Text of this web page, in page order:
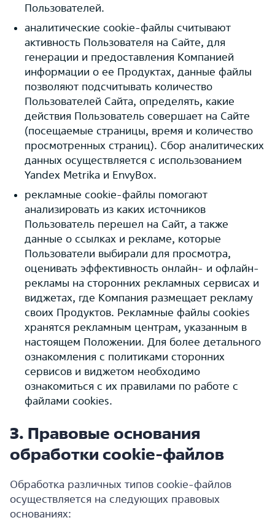
Пользователей.
аналитические cookie-файлы считывают
активность Пользователя на Сайте, для
генерации и предоставления Компанией
информации о ее Продуктах, данные файлы
позволяют подсчитывать количество
Пользователей Сайта, определять, какие
действия Пользователь совершает на Сайте
(посещаемые страницы, время и количество
просмотренных страниц). Сбор аналитических
данных осуществляется с использованием
Yandex Metrika и EnvyBox.
рекламные cookie-файлы помогают
анализировать из каких источников
Пользователь перешел на Сайт, а также
данные о ссылках и рекламе, которые
Пользователи выбирали для просмотра,
оценивать эффективность онлайн- и офлайн-
рекламы на сторонних рекламных сервисах и
виджетах, где Компания размещает рекламу
своих Продуктов. Рекламные файлы cookies
хранятся рекламным центрам, указанным в
настоящем Положении. Для более детального
ознакомления с политиками сторонних
сервисов и виджетом необходимо
ознакомиться с их правилами по работе с
файлами cookies.
3. Правовые основания
обработки cookie-файлов
Обработка различных типов cookie-файлов
осуществляется на следующих правовых
основаниях: